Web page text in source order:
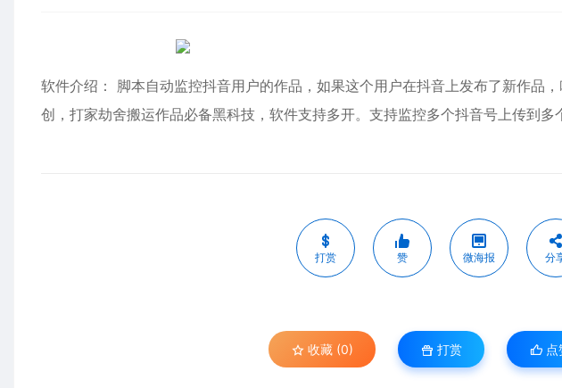
软件介绍： 脚本自动监控抖音用户的作品，如果这个用户在抖音上发布了新作品
创，打家劫舍搬运作品必备黑科技，软件支持多开。支持监控多个抖音号上传到多
打赏 赞 微海报 分
收藏 (0) 打赏 点